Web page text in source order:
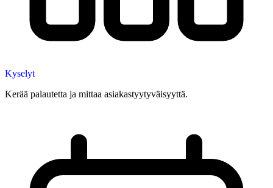
Kyselyt
Kerää palautetta ja mittaa asiakastyytyväisyyttä.